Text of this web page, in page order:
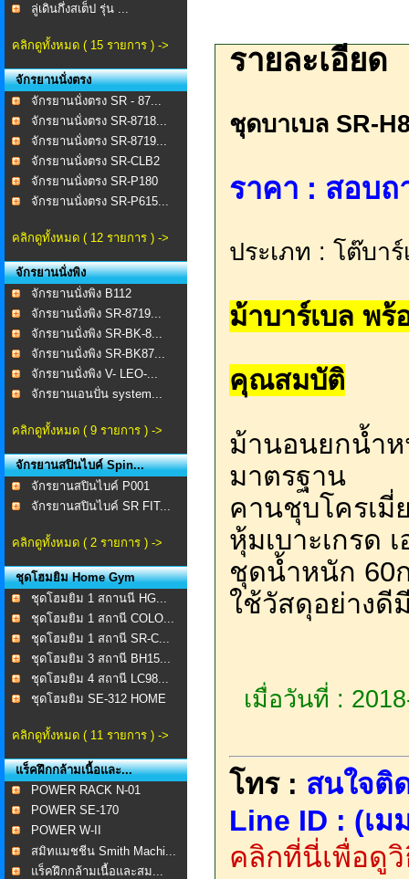
ลู่เดินกึ่งสเต็ป รุ่น ...
คลิกดูทั้งหมด ( 15 รายการ ) ->
จักรยานนั่งตรง
จักรยานนั่งตรง SR - 87...
จักรยานนั่งตรง SR-8718...
จักรยานนั่งตรง SR-8719...
จักรยานนั่งตรง SR-CLB2
จักรยานนั่งตรง SR-P180
จักรยานนั่งตรง SR-P615...
คลิกดูทั้งหมด ( 12 รายการ ) ->
จักรยานนั่งพิง
จักรยานนั่งพิง B112
จักรยานนั่งพิง SR-8719...
จักรยานนั่งพิง SR-BK-8...
จักรยานนั่งพิง SR-BK87...
จักรยานนั่งพิง V- LEO-...
จักรยานเอนปั่น system...
คลิกดูทั้งหมด ( 9 รายการ ) ->
จักรยานสปินไบค์ Spin...
จักรยานสปินไบค์ P001
จักรยานสปินไบค์ SR FIT...
คลิกดูทั้งหมด ( 2 รายการ ) ->
ชุดโฮมยิม Home Gym
ชุดโฮมยิม 1 สถานนี HG...
ชุดโฮมยิม 1 สถานี COLO...
ชุดโฮมยิม 1 สถานี SR-C...
ชุดโฮมยิม 3 สถานี BH15...
ชุดโฮมยิม 4 สถานี LC98...
ชุดโฮมยิม SE-312 HOME
คลิกดูทั้งหมด ( 11 รายการ ) ->
แร็คฝึกกล้ามเนื้อและ...
POWER RACK N-01
POWER SE-170
POWER W-II
สมิทแมชชีน Smith Machi...
แร็คฝึกกล้ามเนื้อและสม...
รายละเอียด
ชุดบาเบล SR-
ราคา : สอบถ
ประเภท : โต๊บาร์
ม้าบาร์เบล พ
คุณสมบัติ
ม้านอนยกน้ำห
มาตรฐาน
คานชุบโครเมี่
หุ้มเบาะเกรด เ
ชุดน้ำหนัก 60
ใช้วัสดุอย่าง
เมื่อวันที่ :
โทร : สนใจติ
Line ID : (เ
คลิกที่นี่เพื่อดูวิ